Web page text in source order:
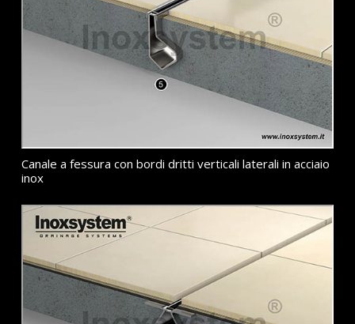
Canale a fessura con bordi dritti verticali laterali in acciaio
inox